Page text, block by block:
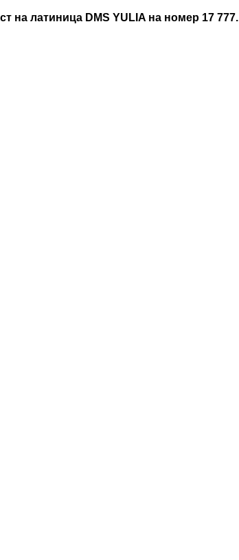
на латиница DMS YULIA на номер 17 777.